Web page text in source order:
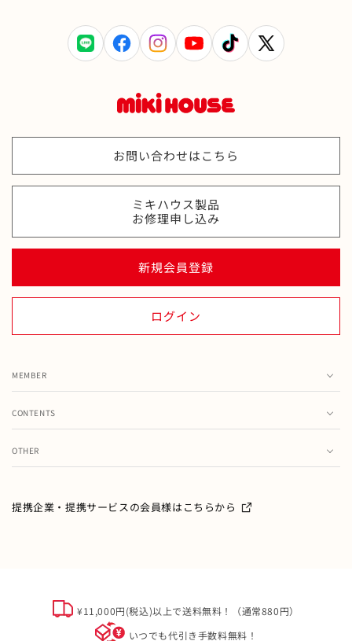
LINE FacebookInstagramYouTube TikTok
X
(Twitter)
お問い合わせはこちら
ミキハウス製品
お修理申し込み
新規会員登録
ログイン
MEMBER
注文履歴
メールマガジン
CONTENTS
て
OTHER
ご利用ガイド
個人情報について
ソーシャルメディアポリシー
提携企業・提携サービスの会員様はこちらから
¥11,000円(税込)以上で送料無料！（通常880円）
いつでも代引き手数料無料！